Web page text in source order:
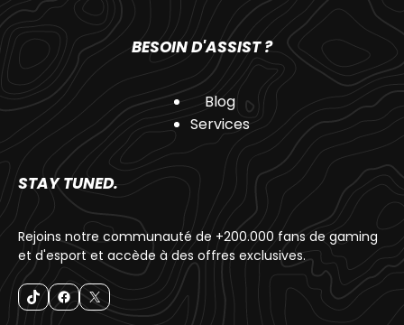
BESOIN D'ASSIST ?
Blog
Services
STAY TUNED.
Rejoins notre communauté de +200.000 fans de gaming
et d'esport et accède à des offres exclusives.